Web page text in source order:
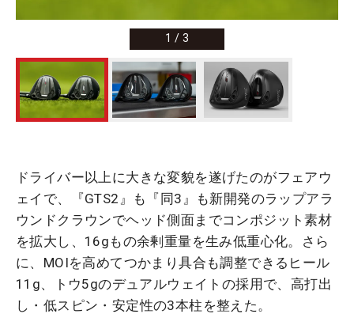
1 / 3
ドライバー以上に大きな変貌を遂げたのがフェアウ
ェイで、『GTS2』も『同3』も新開発のラップアラ
ウンドクラウンでヘッド側面までコンポジット素材
を拡大し、16gもの余剰重量を生み低重心化。さら
に、MOIを高めてつかまり具合も調整できるヒール
11g、トウ5gのデュアルウェイトの採用で、高打出
し・低スピン・安定性の3本柱を整えた。